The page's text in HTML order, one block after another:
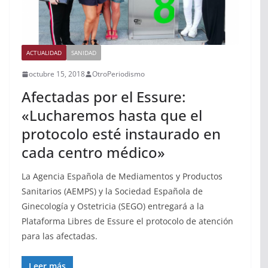
ACTUALIDAD SANIDAD
octubre 15, 2018 OtroPeriodismo
Afectadas por el Essure:
«Lucharemos hasta que el
protocolo esté instaurado en
cada centro médico»
La Agencia Española de Mediamentos y Productos
Sanitarios (AEMPS) y la Sociedad Española de
Ginecología y Ostetricia (SEGO) entregará a la
Plataforma Libres de Essure el protocolo de atención
para las afectadas.